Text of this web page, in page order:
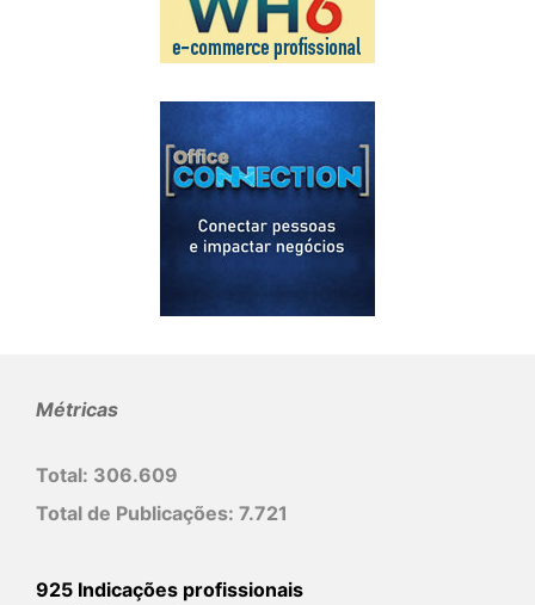
Métricas
Total: 306.609
Total de Publicações: 7.721
925 Indicações profissionais